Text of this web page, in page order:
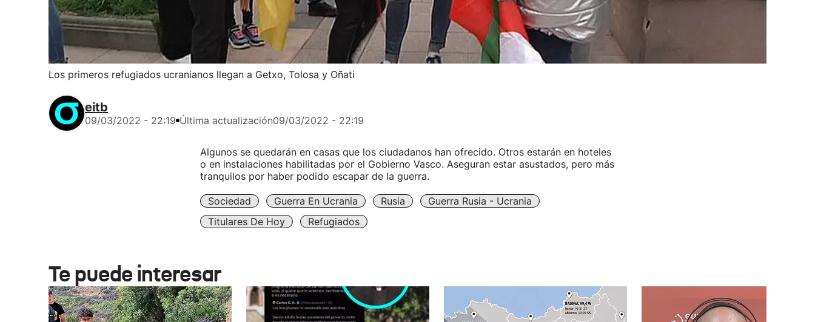
Los primeros refugiados ucranianos llegan a Getxo, Tolosa y Oñati
eitb
09/03/2022 - 22:19 Última actualización09/03/2022 - 22:19
Algunos se quedarán en casas que los ciudadanos han ofrecido. Otros estarán en hoteles
o en instalaciones habilitadas por el Gobierno Vasco. Aseguran estar asustados, pero más
tranquilos por haber podido escapar de la guerra.
Sociedad Guerra En Ucrania Rusia
Guerra Rusia - Ucrania
Titulares De Hoy
Refugiados
Te puede interesar